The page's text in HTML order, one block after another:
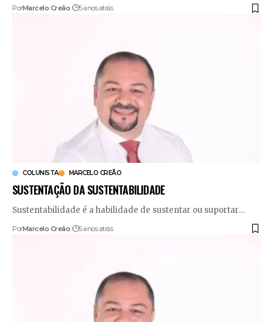
PorMarcelo Creão 5 anos atrás
COLUNISTA MARCELO CREÃO
SUSTENTAÇÃO DA SUSTENTABILIDADE
Sustentabilidade é a habilidade de sustentar ou suportar…
PorMarcelo Creão 5 anos atrás